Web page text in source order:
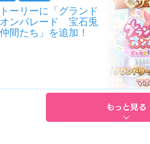
ーリーに「グランド
オンパレード 宝石兎
間たち」を追加！